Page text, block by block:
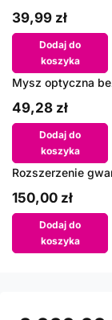
39,99 zł
Dodaj do
koszyka
Mysz optyczna
49,28 zł
Dodaj do
koszyka
Rozszerzenie
150,00 zł
Dodaj do
koszyka